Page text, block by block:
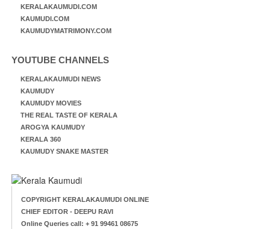
KERALAKAUMUDI.COM
KAUMUDI.COM
KAUMUDYMATRIMONY.COM
YOUTUBE CHANNELS
KERALAKAUMUDI NEWS
KAUMUDY
KAUMUDY MOVIES
THE REAL TASTE OF KERALA
AROGYA KAUMUDY
KERALA 360
KAUMUDY SNAKE MASTER
COPYRIGHT KERALAKAUMUDI ONLINE
CHIEF EDITOR - DEEPU RAVI
Online Queries call: + 91 99461 08675